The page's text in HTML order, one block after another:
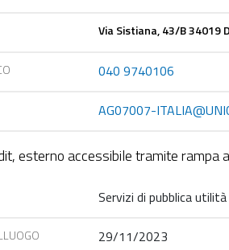
Via Sistiana, 43/B 34019
040 9740106
AG07007-
esterno accessibile tramite rampa
Servizi di pubblica utilità
29/11/2023